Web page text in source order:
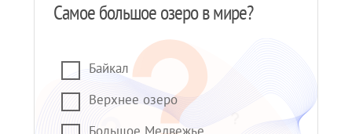
Самое большое озеро в мире?
Байкал
Верхнее озеро